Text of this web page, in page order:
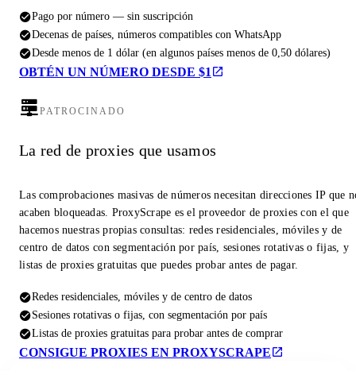
Pago por número — sin suscripción
Decenas de países, números compatibles con WhatsApp
Desde menos de 1 dólar (en algunos países menos de 0,50 dólares)
OBTÉN UN NÚMERO DESDE $1
PATROCINADO
La red de proxies que usamos
Las comprobaciones masivas de números necesitan direcciones IP que
acaben bloqueadas. ProxyScrape es el proveedor de proxies con el que
hacemos nuestras propias consultas: redes residenciales, móviles y de
centro de datos con segmentación por país, sesiones rotativas o fijas, y
listas de proxies gratuitas que puedes probar antes de pagar.
Redes residenciales, móviles y de centro de datos
Sesiones rotativas o fijas, con segmentación por país
Listas de proxies gratuitas para probar antes de comprar
CONSIGUE PROXIES EN PROXYSCRAPE